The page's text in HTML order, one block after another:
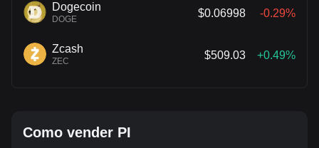
Dogecoin
DOGE
$0.06998 -0.29%
Zcash
ZEC
$509.03 +0.49%
Como vender PI